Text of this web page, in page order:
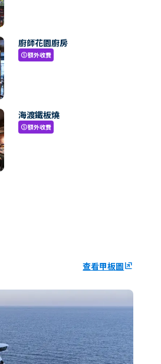
廚師花園廚房
paid額外收費
海渡鐵板燒
paid額外收費
查看甲板圖ungroup